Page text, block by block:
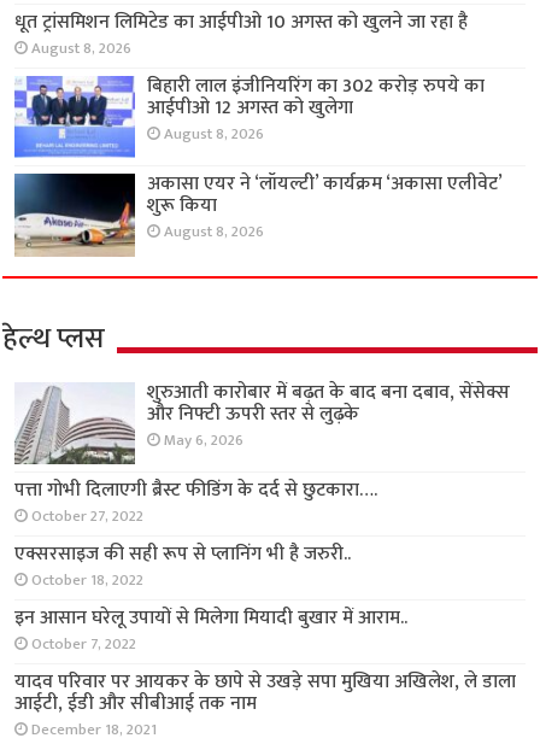
धूत ट्रांसमिशन लिमिटेड का आईपीओ 10 अगस्त को खुलने जा रहा है
August 8, 2026
बिहारी लाल इंजीनियरिंग का 302 करोड़ रुपये का
आईपीओ 12 अगस्त को खुलेगा
August 8, 2026
अकासा एयर ने ‘लॉयल्टी’ कार्यक्रम ‘अकासा एलीवेट’
शुरू किया
August 8, 2026
हेल्थ प्लस
शुरुआती कारोबार में बढ़त के बाद बना दबाव, सेंसेक्स
और निफ्टी ऊपरी स्तर से लुढ़के
May 6, 2026
पत्ता गोभी दिलाएगी ब्रैस्ट फीडिंग के दर्द से छुटकारा….
October 27, 2022
एक्सरसाइज की सही रूप से प्लानिंग भी है जरुरी..
October 18, 2022
इन आसान घरेलू उपायों से मिलेगा मियादी बुखार में आराम..
October 7, 2022
यादव परिवार पर आयकर के छापे से उखड़े सपा मुखिया अखिलेश, ले डाला
आईटी, ईडी और सीबीआई तक नाम
December 18, 2021